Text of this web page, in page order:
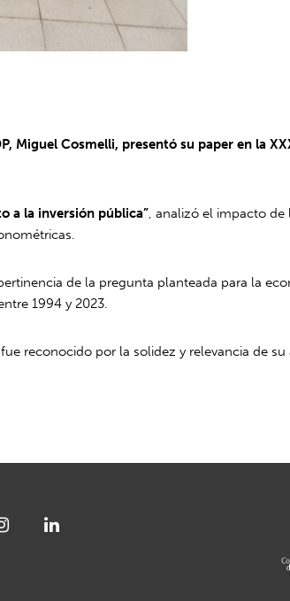
Miguel Cosmelli, presentó su paper en la
a la inversión pública”, analizó el impacto de
de la pregunta planteada para la
1994 y 2023.
reconocido por la solidez y relevancia de